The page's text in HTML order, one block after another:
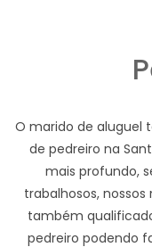
O marido de aluguel
de pedreiro na
mais profundo,
trabalhosos,
também
pedreiro podendo